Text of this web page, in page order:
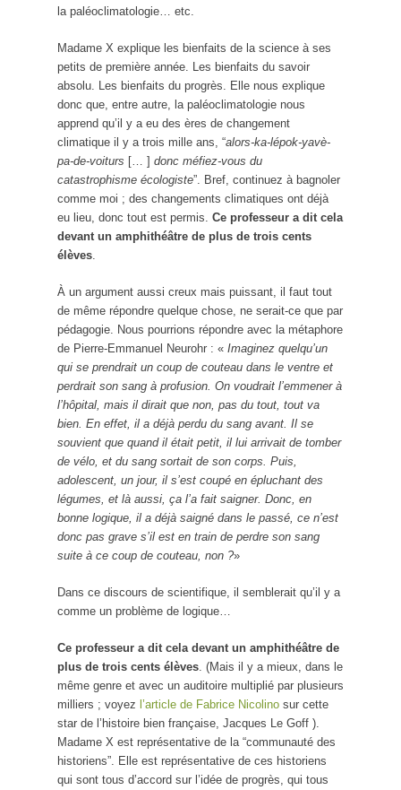
la paléoclimatologie… etc.
Madame X explique les bienfaits de la science à ses
petits de première année. Les bienfaits du savoir
absolu. Les bienfaits du progrès. Elle nous explique
donc que, entre autre, la paléoclimatologie nous
apprend qu’il y a eu des ères de changement
climatique il y a trois mille ans, “alors-ka-lépok-yavè-
pa-de-voiturs [… ] donc méfiez-vous du
catastrophisme écologiste”. Bref, continuez à bagnoler
comme moi ; des changements climatiques ont déjà
eu lieu, donc tout est permis. Ce professeur a dit cela
devant un amphithéâtre de plus de trois cents
élèves
À un argument aussi creux mais puissant, il faut tout
de même répondre quelque chose, ne serait-ce que par
pédagogie. Nous pourrions répondre avec la métaphore
de Pierre-Emmanuel Neurohr : « Imaginez quelqu’un
qui se prendrait un coup de couteau dans le ventre et
perdrait son sang à profusion. On voudrait l’emmener à
l’hôpital, mais il dirait que non, pas du tout, tout va
bien. En effet, il a déjà perdu du sang avant. Il se
souvient que quand il était petit, il lui arrivait de tomber
de vélo, et du sang sortait de son corps. Puis,
adolescent, un jour, il s’est coupé en épluchant des
légumes, et là aussi, ça l’a fait saigner. Donc, en
bonne logique, il a déjà saigné dans le passé, ce n’est
donc pas grave s’il est en train de perdre son sang
suite à ce coup de couteau, non ?»
Dans ce discours de scientifique, il semblerait qu’il y a
comme un problème de logique…
Ce professeur a dit cela devant un amphithéâtre de
plus de trois cents élèves . (Mais il y a mieux, dans le
même genre et avec un auditoire multiplié par plusieurs
milliers ; voyez l’article de Fabrice Nicolino sur cette
star de l’histoire bien française, Jacques Le Goff ).
Madame X est représentative de la “communauté des
historiens”. Elle est représentative de ces historiens
qui sont tous d’accord sur l’idée de progrès, qui tous